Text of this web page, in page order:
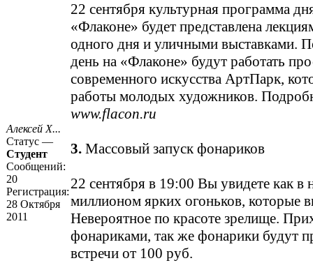
Алексей Х...
Статус —
Студент
Сообщений:
20
Регистрация:
28 Октября
2011
22 сентября культурная программа
«Флаконе» будет представлена
одного дня и уличными выставками.
день на «Флаконе» будут работать
современного искусства АртПарк,
работы молодых художников.
www.flacon.ru
3. Массовый запуск фонариков
22 сентября в 19:00 Вы увидете как в
миллионом ярких огоньков, которые
Невероятное по красоте зрелище.
фонариками, так же фонарики будут
встречи от 100 руб.